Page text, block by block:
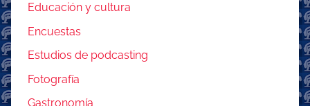
Educación y cultura
Encuestas
Estudios de podcasting
Fotografía
Gastronomía